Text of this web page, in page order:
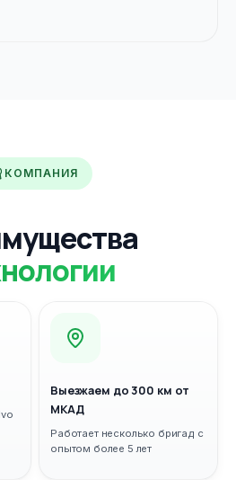
КОМПАНИЯ
Выезжаем до 300 км от
МКАД
Работает несколько бригад с
опытом более 5 лет